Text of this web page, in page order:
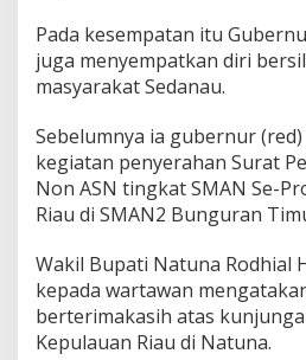
u
n
a
S
r
a
k
a
B
a
t
u
Pada kesempatan itu
juga menyempatkan diri
masyarakat Sedanau.
Sebelumnya ia gubernur
kegiatan penyerahan Surat
Non ASN tingkat SMAN Se-
Riau di SMAN2 Bunguran
Wakil Bupati Natuna Rodhial
kepada wartawan
berterimakasih atas
Kepulauan Riau di Natuna.